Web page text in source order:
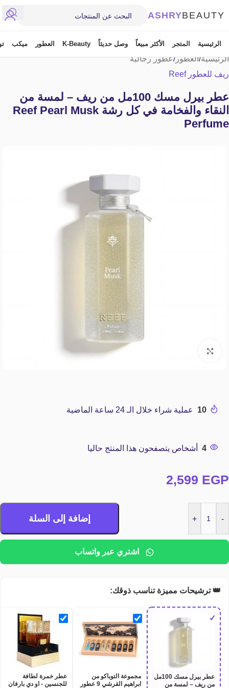
ASHRYBEAUTY
الرئيسية المتجر الأكثر مبيعاً وصل حديثاً K-Beauty العطور ميكب
الرئيسية/العطور/عطور رجالية
ريف للعطور Reef
عطر بيرل مسك 100مل من ريف – لمسة من
النقاء والفخامة في كل رشة Reef Pearl Musk
Perfume
10 عملية شراء خلال الـ 24 ساعة الماضية
4 أشخاص يتصفحون هذا المنتج حاليا
2,599 EGP
-
+ إضافة إلى السلة
اشتري عبر واتساب
👑 ترشيحات مميزة تناسب ذوقك:
✓
عطر بيرل مسك 100مل
من ريف – لمسة من
مجموعة التوباكو من
ابراهيم القرشي 9 عطور
عطر خمرة لطافة
للجنسين - او دي بارفان